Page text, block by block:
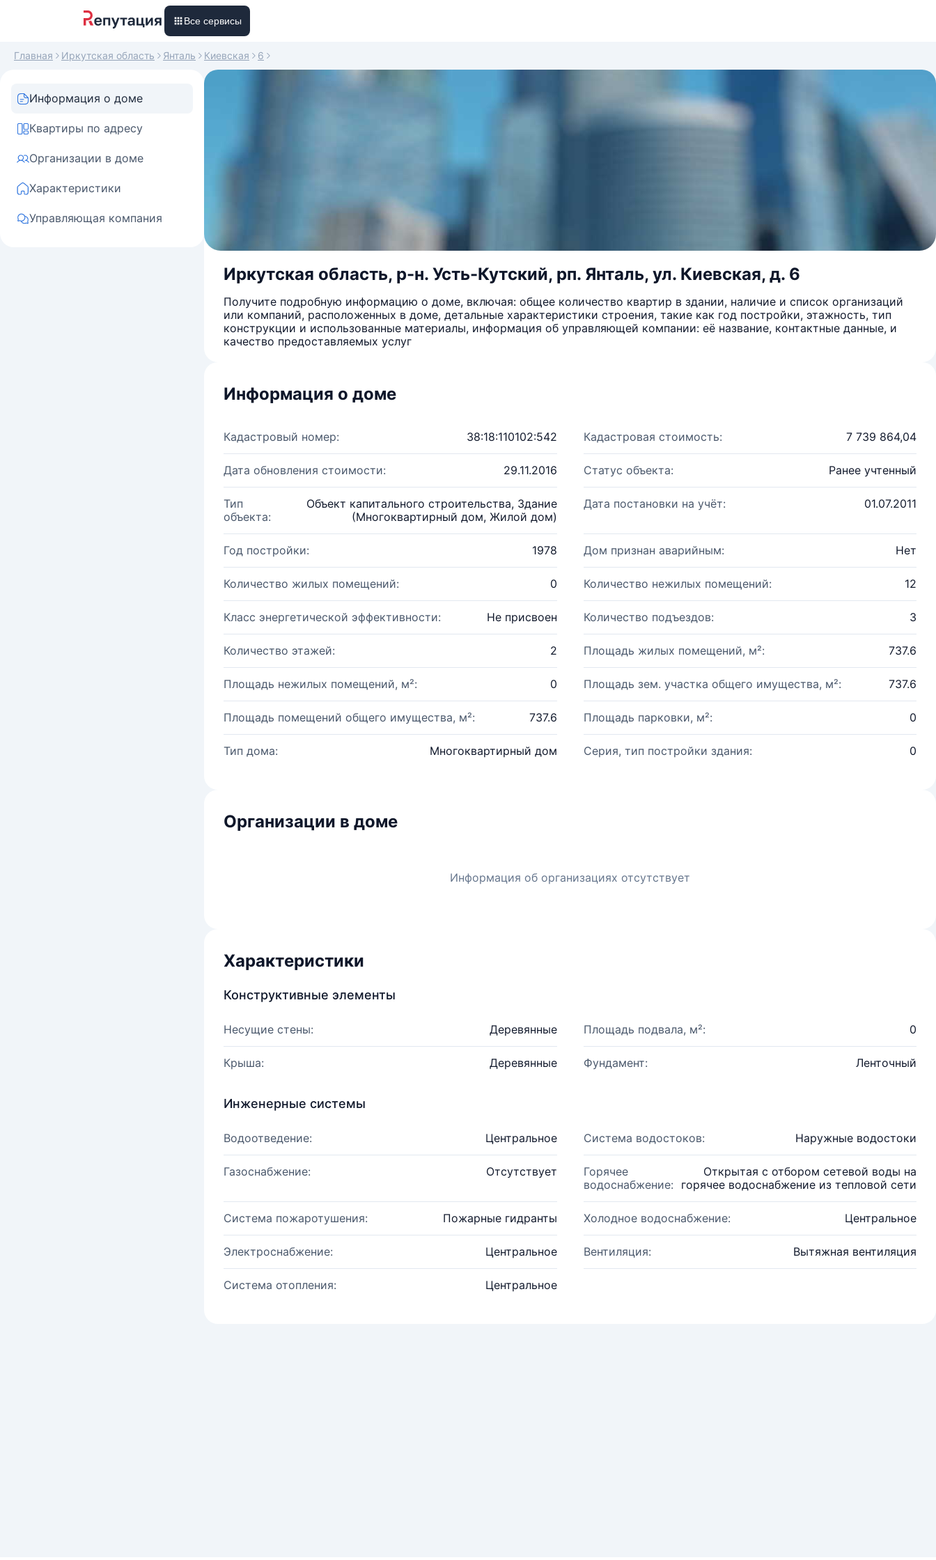
Все сервисы
Главная Иркутская область Янталь Киевская 6
Информация о доме
Квартиры по адресу
Организации в доме
Характеристики
Управляющая компания
Иркутская область, р-н. Усть-Кутский, рп. Янталь, ул. Киевская, д. 6
Получите подробную информацию о доме, включая: общее количество квартир в здании, наличие и список организаций
или компаний, расположенных в доме, детальные характеристики строения, такие как год постройки, этажность, тип
конструкции и использованные материалы, информация об управляющей компании: её название, контактные данные, и
качество предоставляемых услуг
Информация о доме
Кадастровый номер: 38:18:110102:542 Кадастровая стоимость: 7 739 864,04
Дата обновления стоимости: 29.11.2016 Статус объекта: Ранее учтенный
Тип
объекта:
Объект капитального строительства, Здание
(Многоквартирный дом, Жилой дом)
Дата постановки на учёт: 01.07.2011
Год постройки: 1978 Дом признан аварийным: Нет
Количество жилых помещений: 0 Количество нежилых помещений: 12
Класс энергетической эффективности: Не присвоен Количество подъездов: 3
Количество этажей: 2 Площадь жилых помещений, м²: 737.6
Площадь нежилых помещений, м²: 0 Площадь зем. участка общего имущества, м²: 737.6
Площадь помещений общего имущества, м²: 737.6 Площадь парковки, м²: 0
Тип дома: Многоквартирный дом Серия, тип постройки здания: 0
Организации в доме
Информация об организациях отсутствует
Характеристики
Конструктивные элементы
Несущие стены: Деревянные Площадь подвала, м²: 0
Крыша: Деревянные Фундамент: Ленточный
Инженерные системы
Водоотведение: Центральное Система водостоков: Наружные водостоки
Газоснабжение: Отсутствует
Горячее
водоснабжение:
Открытая с отбором сетевой воды на
горячее водоснабжение из тепловой сети
Система пожаротушения: Пожарные гидранты Холодное водоснабжение: Центральное
Электроснабжение: Центральное Вентиляция: Вытяжная вентиляция
Система отопления: Центральное